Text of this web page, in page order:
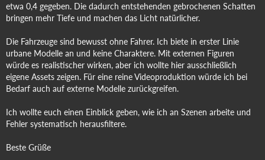
etwa 0,4 gegeben. Die dadurch entstehenden gebrochenen Schatten
bringen mehr Tiefe und machen das Licht natürlicher.
Die Fahrzeuge sind bewusst ohne Fahrer. Ich biete in erster Linie
urbane Modelle an und keine Charaktere. Mit externen Figuren
würde es realistischer wirken, aber ich wollte hier ausschließlich
eigene Assets zeigen. Für eine reine Videoproduktion würde ich bei
Bedarf auch auf externe Modelle zurückgreifen.
Ich wollte euch einen Einblick geben, wie ich an Szenen arbeite und
Fehler systematisch herausfiltere.
Beste Grüße